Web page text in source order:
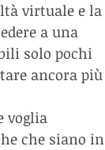
virtuale e la
a una
solo pochi
ancora più
voglia
che siano in